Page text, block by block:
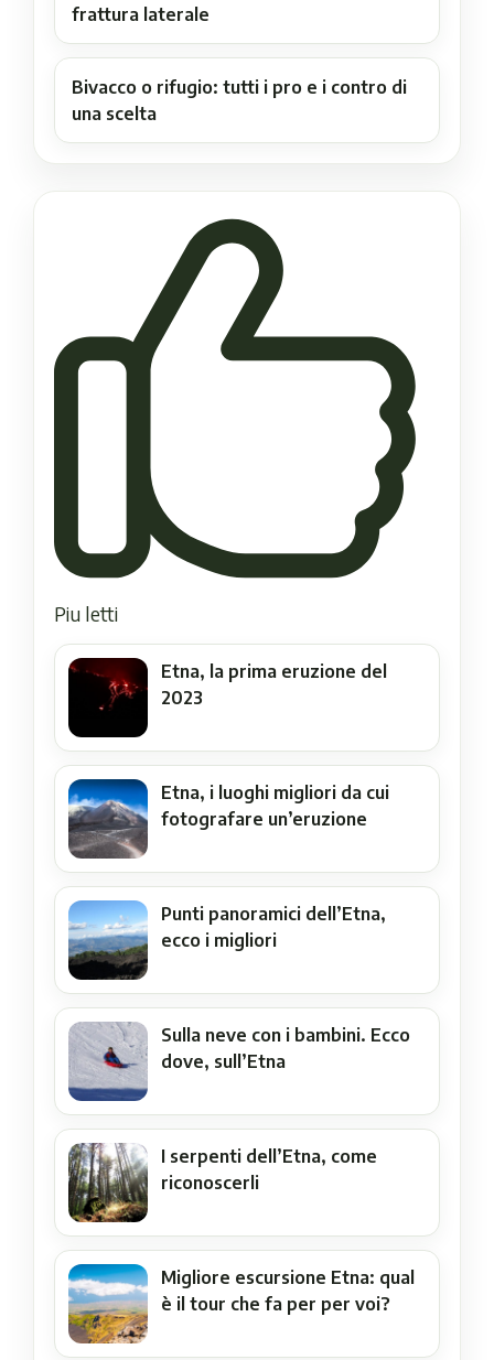
frattura laterale
Bivacco o rifugio: tutti i pro e i contro di
una scelta
Piu letti
Etna, la prima eruzione del
2023
Etna, i luoghi migliori da cui
fotografare un’eruzione
Punti panoramici dell’Etna,
ecco i migliori
Sulla neve con i bambini. Ecco
dove, sull’Etna
I serpenti dell’Etna, come
riconoscerli
Migliore escursione Etna: qual
è il tour che fa per per voi?